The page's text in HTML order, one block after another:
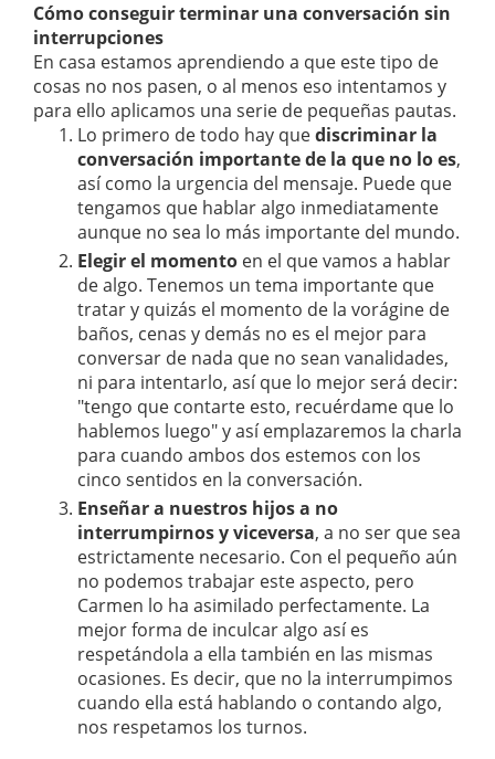
Cómo conseguir terminar una conversación sin
interrupciones
En casa estamos aprendiendo a que este tipo de
cosas no nos pasen, o al menos eso intentamos y
para ello aplicamos una serie de pequeñas pautas.
Lo primero de todo hay quediscriminar la
conversación importante de la que no lo es,
así como la urgencia del mensaje. Puede que
tengamos que hablar algo inmediatamente
aunque no sea lo más importante del mundo.
Elegir el momento en el que vamos a hablar
de algo. Tenemos un tema importante que
tratar y quizás el momento de la vorágine de
baños, cenas y demás no es el mejor para
conversar de nada que no sean vanalidades,
ni para intentarlo, así que lo mejor será decir:
"tengo que contarte esto, recuérdame que lo
hablemos luego" y así emplazaremos la charla
para cuando ambos dos estemos con los
cinco sentidos en la conversación.
Enseñar a nuestros hijos a no
interrumpirnos y viceversa, a no ser que sea
estrictamente necesario. Con el pequeño aún
no podemos trabajar este aspecto, pero
Carmen lo ha asimilado perfectamente. La
mejor forma de inculcar algo así es
respetándola a ella también en las mismas
ocasiones. Es decir, que no la interrumpimos
cuando ella está hablando o contando algo,
nos respetamos los turnos.